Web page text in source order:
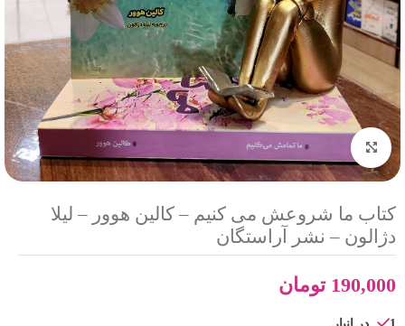
بزرگنمایی تصویر
کتاب ما شروعش می کنیم – کالین هوور – لیلا
دژالون – نشر آراستگان
190,000 تومان